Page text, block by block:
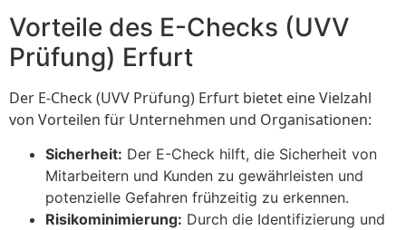
Vorteile des E-Checks (UVV
Prüfung) Erfurt
Der E-Check (UVV Prüfung) Erfurt bietet eine Vielzahl
von Vorteilen für Unternehmen und Organisationen:
Sicherheit: Der E-Check hilft, die Sicherheit von
Mitarbeitern und Kunden zu gewährleisten und
potenzielle Gefahren frühzeitig zu erkennen.
Risikominimierung: Durch die Identifizierung und